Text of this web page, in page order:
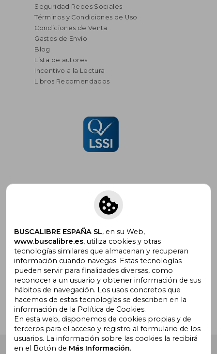
Seguridad Redes Sociales
Términos y Condiciones de Uso
Condiciones de Venta
Gastos de Envío
Blog
Lista de autores
Incentivo a la Lectura
Libros Recomendados
Suscríbete para recibir ofertas y
promociones
¿Necesitas ayuda?
Ir a Centro de Soporte
Buscalibre España. Calle Energía, 65, Nave 3 (08940),
BUSCALIBRE ESPAÑA SL, en su Web,
www.buscalibre.es, utiliza cookies y otras
tecnologías similares que almacenan y recuperan
información cuando navegas. Estas tecnologías
pueden servir para finalidades diversas, como
reconocer a un usuario y obtener información de sus
hábitos de navegación. Los usos concretos que
hacemos de estas tecnologías se describen en la
información de la Política de Cookies.
En esta web, disponemos de cookies propias y de
terceros para el acceso y registro al formulario de los
usuarios. La información sobre las cookies la recibirá
en el Botón de Más Información.